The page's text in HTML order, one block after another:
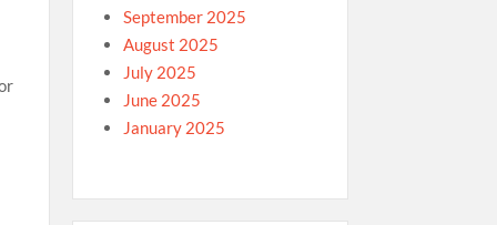
September 2025
August 2025
July 2025
June 2025
January 2025